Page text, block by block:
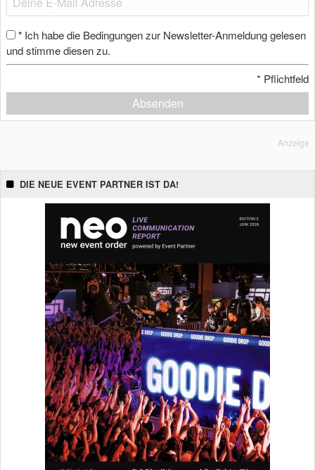
* Ich habe die Bedingungen zur Newsletter-Anmeldung gelesen
und stimme diesen zu.
* Pflichtfeld
Absenden
Anzeige
DIE NEUE EVENT PARTNER IST DA!